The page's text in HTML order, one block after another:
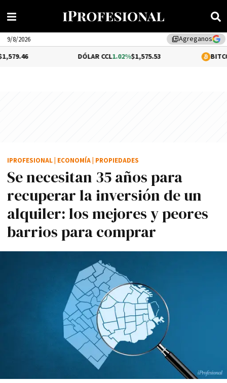
library_addAgreganos
9/8/2026
1.02%$1,575.53 -0.2%
Se necesitan 35 años para
recuperar la inversión de un
alquiler: los mejores y peores
barrios para comprar
IPROFESIONAL ECONOMÍA PROPIEDADES